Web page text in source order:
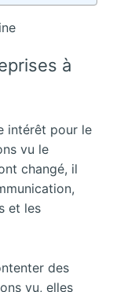
à
intérêt pour le
vu le
changé, il
et les
des
vu, elles